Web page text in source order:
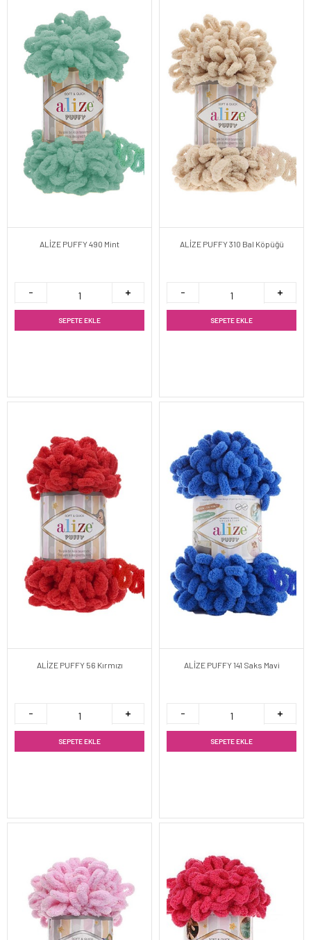
ALİZE PUFFY 490 Mint
SEPETE EKLE
ALİZE PUFFY 310 Bal Köpüğü
SEPETE EKLE
ALİZE PUFFY 56 Kırmızı
SEPETE EKLE
ALİZE PUFFY 141 Saks Mavi
SEPETE EKLE